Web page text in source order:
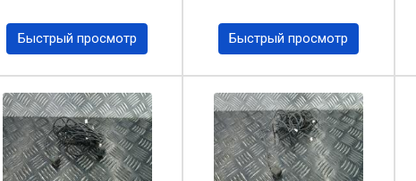
Быстрый просмотр Быстрый просмотр